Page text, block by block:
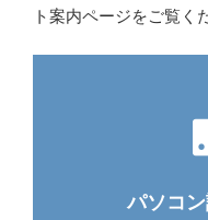
ト案内ページをご覧く
パソコ